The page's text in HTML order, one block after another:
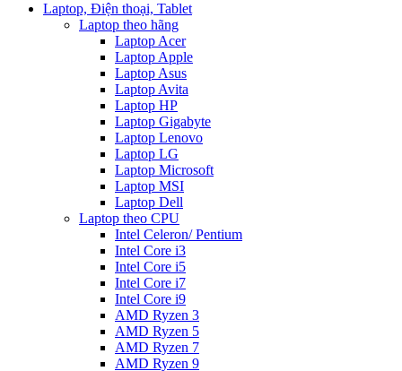
Laptop, Điện thoại, Tablet
Laptop theo hãng
Laptop Acer
Laptop Apple
Laptop Asus
Laptop Avita
Laptop HP
Laptop Gigabyte
Laptop Lenovo
Laptop LG
Laptop Microsoft
Laptop MSI
Laptop Dell
Laptop theo CPU
Intel Celeron/ Pentium
Intel Core i3
Intel Core i5
Intel Core i7
Intel Core i9
AMD Ryzen 3
AMD Ryzen 5
AMD Ryzen 7
AMD Ryzen 9